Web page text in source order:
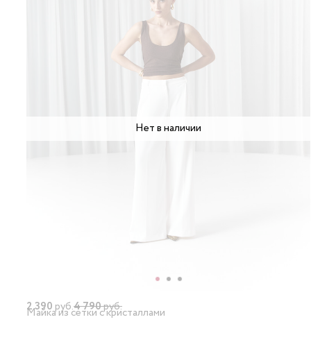
Нет в наличии
2 390руб.4 790руб.
Майка из сетки с кристаллами